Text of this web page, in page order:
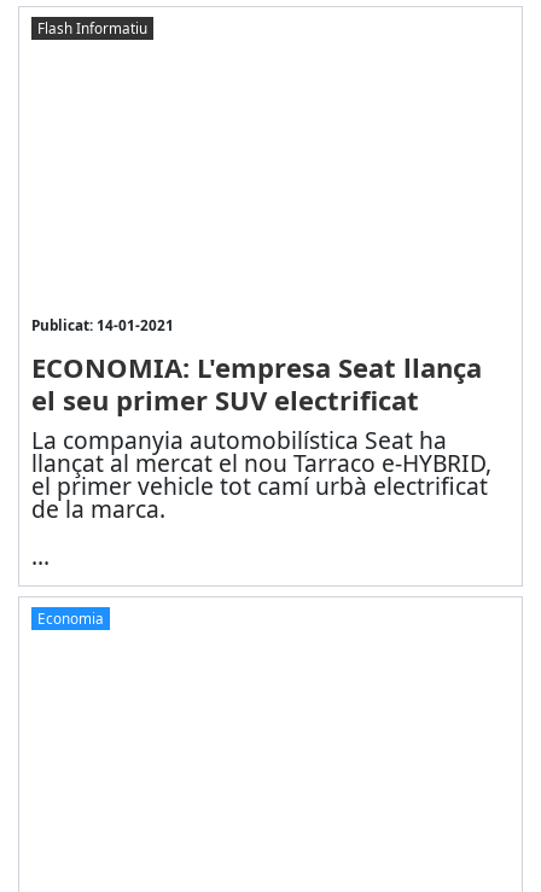
Flash Informatiu
Publicat: 14-01-2021
ECONOMIA: L'empresa Seat llança
el seu primer SUV electrificat
La companyia automobilística Seat ha
llançat al mercat el nou Tarraco e-HYBRID,
el primer vehicle tot camí urbà electrificat
de la marca.
...
Economia